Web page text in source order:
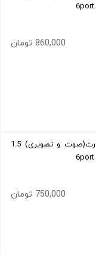
860,000 تومان
محافظ برق 6 پورت(صوت و تصویری) 1.5
750,000 تومان